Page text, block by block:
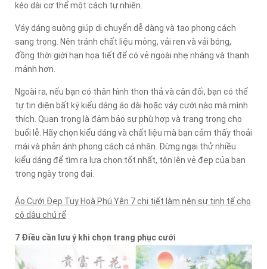
kéo dài cơ thể một cách tự nhiên.
Váy dáng suông giúp di chuyển dễ dàng và tạo phong cách
sang trọng. Nên tránh chất liệu mỏng, vải ren và vải bóng,
đồng thời giới hạn họa tiết để có vẻ ngoài nhẹ nhàng và thanh
mảnh hơn.
Ngoài ra, nếu bạn có thân hình thon thả và cân đối, bạn có thể
tự tin diện bất kỳ kiểu dáng áo dài hoặc váy cưới nào mà mình
thích. Quan trọng là đảm bảo sự phù hợp và trang trọng cho
buổi lễ. Hãy chọn kiểu dáng và chất liệu mà bạn cảm thấy thoải
mái và phản ánh phong cách cá nhân. Đừng ngại thử nhiều
kiểu dáng để tìm ra lựa chọn tốt nhất, tôn lên vẻ đẹp của bạn
trong ngày trọng đại.
Áo Cưới Đẹp Tuy Hoà Phú Yên 7 chi tiết làm nên sự tinh tế cho
cô dâu chú rể
7 Điều cần lưu ý khi chọn trang phục cưới